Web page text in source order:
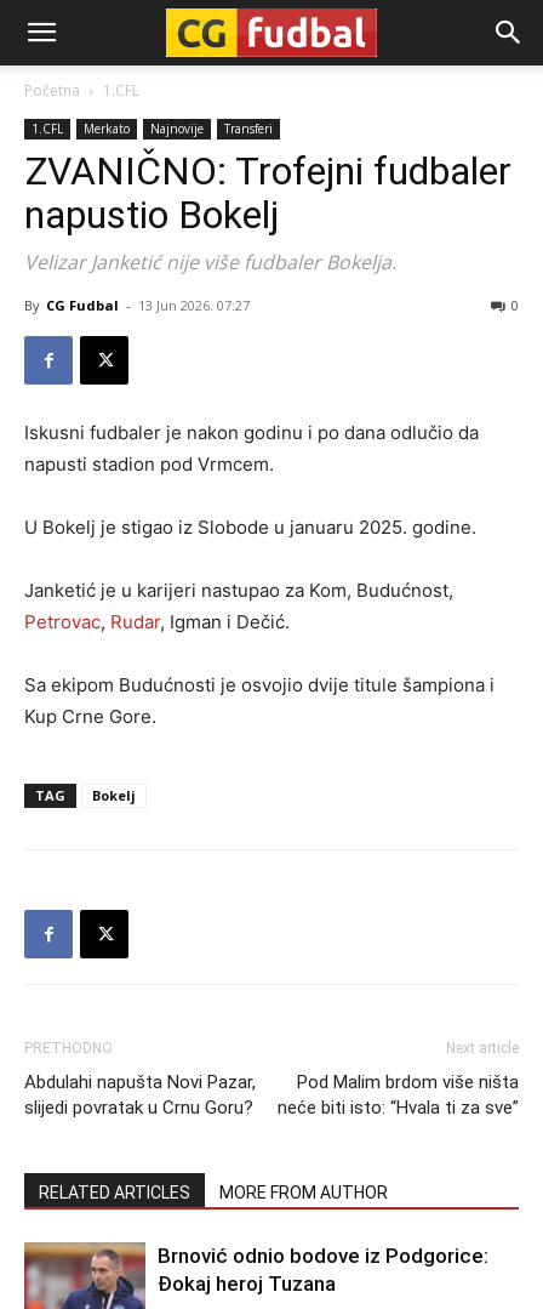
CG-
Fudbal
Početna 1.CFL
1.CFL Merkato Najnovije Transferi
ZVANIČNO: Trofejni fudbaler
napustio Bokelj
Velizar Janketić nije više fudbaler Bokelja.
By CG Fudbal - 13 Jun 2026. 07:27 0
Iskusni fudbaler je nakon godinu i po dana odlučio da
napusti stadion pod Vrmcem.
U Bokelj je stigao iz Slobode u januaru 2025. godine.
Janketić je u karijeri nastupao za Kom, Budućnost,
Petrovac, Rudar, Igman i Dečić.
Sa ekipom Budućnosti je osvojio dvije titule šampiona i
Kup Crne Gore.
TAG Bokelj
PRETHODNO
Abdulahi napušta Novi Pazar,
slijedi povratak u Crnu Goru?
Next article
Pod Malim brdom više ništa
neće biti isto: “Hvala ti za sve”
RELATED ARTICLES MORE FROM AUTHOR
Brnović odnio bodove iz Podgorice:
Đokaj heroj Tuzana